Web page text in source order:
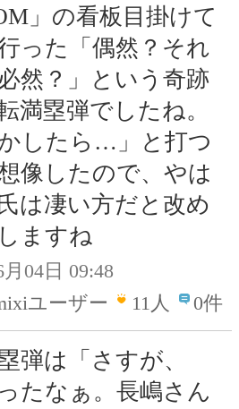
」の看板目掛けて
った「偶然？それ
然？」という奇跡
満塁弾でしたね。
かしたら…」と打つ
像したので、やは
は凄い方だと改め
ますね
04日 09:48
ユーザー
11人 0件
弾は「さすが、
たなぁ。長嶋さん